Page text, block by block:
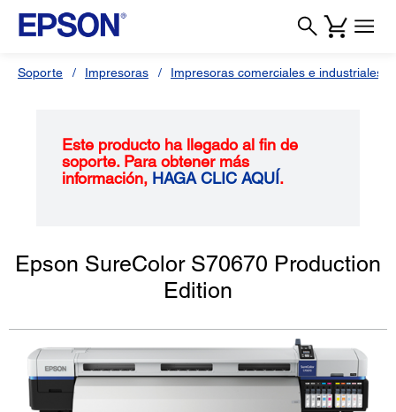
Soporte Impresoras Impresoras comerciales e industriales
Este producto ha llegado al fin de
soporte. Para obtener más
información, HAGA CLIC AQUÍ.
Epson SureColor S70670 Production
Edition